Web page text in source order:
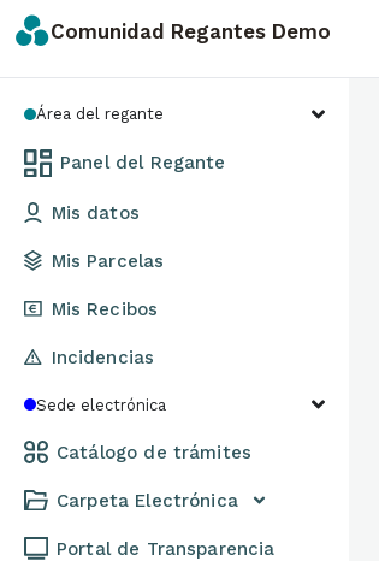
Comunidad Regantes Demo
Área del regante
Panel del Regante
Mis datos
Mis Parcelas
Mis Recibos
Incidencias
Sede electrónica
Catálogo de trámites
Carpeta Electrónica
Portal de Transparencia